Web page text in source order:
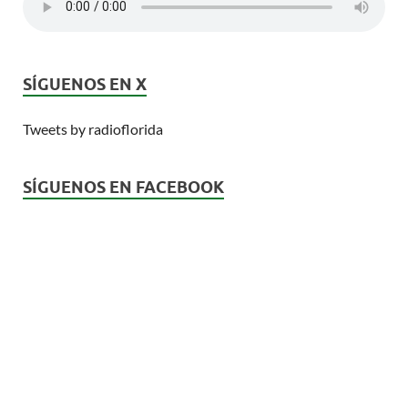
SÍGUENOS EN X
Tweets by radioflorida
SÍGUENOS EN FACEBOOK